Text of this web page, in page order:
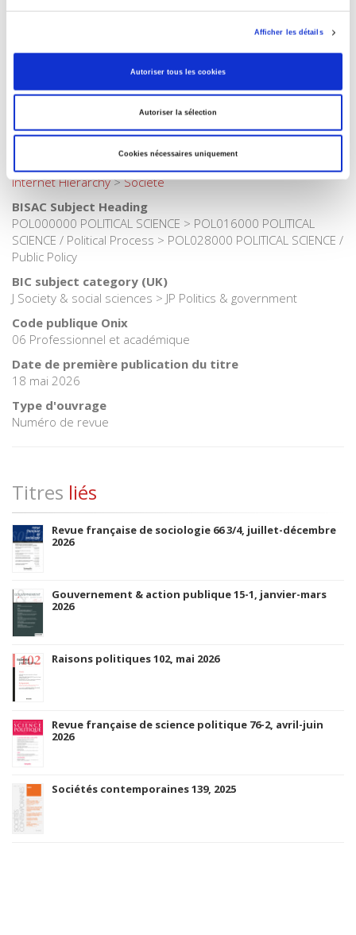
Afficher les détails
Autoriser tous les cookies
Autoriser la sélection
Cookies nécessaires uniquement
Internet Hierarchy>Europe>Politiques européennes
Internet Hierarchy>Etat - Administration
Internet Hierarchy>Politique
Internet Hierarchy>Science politique
Internet Hierarchy>Société
BISAC Subject Heading
POL000000 POLITICAL SCIENCE > POL016000 POLITICAL
SCIENCE / Political Process > POL028000 POLITICAL SCIENCE /
Public Policy
BIC subject category (UK)
J Society & social sciences > JP Politics & government
Code publique Onix
06 Professionnel et académique
Date de première publication du titre
18 mai 2026
Type d'ouvrage
Numéro de revue
Titres liés
Revue française de sociologie 66 3/4, juillet-décembre
2026
Gouvernement & action publique 15-1, janvier-mars
2026
Raisons politiques 102, mai 2026
Revue française de science politique 76-2, avril-juin
2026
Sociétés contemporaines 139, 2025